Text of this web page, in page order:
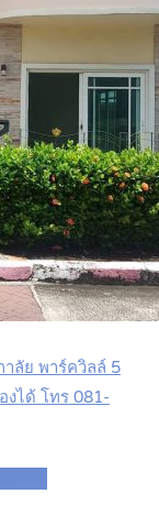
ลัย พาร์ควิลล์ 5
งได้ โทร 081-